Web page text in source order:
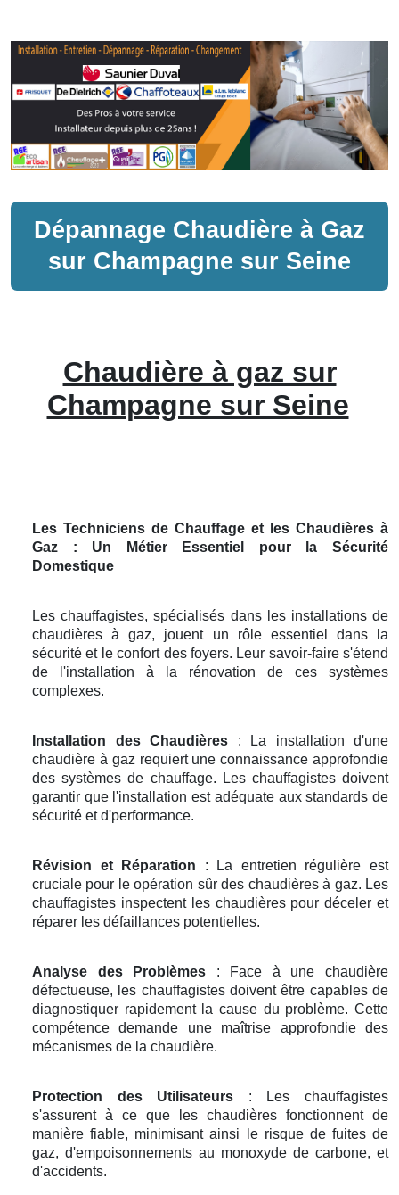
Dépannage Chaudière à Gaz
sur Champagne sur Seine
Chaudière à gaz sur
Champagne sur Seine
Les Techniciens de Chauffage et les Chaudières à
Gaz : Un Métier Essentiel pour la Sécurité
Domestique
Les chauffagistes, spécialisés dans les installations de
chaudières à gaz, jouent un rôle essentiel dans la
sécurité et le confort des foyers. Leur savoir-faire s'étend
de l'installation à la rénovation de ces systèmes
complexes.
Installation des Chaudières : La installation d'une
chaudière à gaz requiert une connaissance approfondie
des systèmes de chauffage. Les chauffagistes doivent
garantir que l'installation est adéquate aux standards de
sécurité et d'performance.
Révision et Réparation : La entretien régulière est
cruciale pour le opération sûr des chaudières à gaz. Les
chauffagistes inspectent les chaudières pour déceler et
réparer les défaillances potentielles.
Analyse des Problèmes : Face à une chaudière
défectueuse, les chauffagistes doivent être capables de
diagnostiquer rapidement la cause du problème. Cette
compétence demande une maîtrise approfondie des
mécanismes de la chaudière.
Protection des Utilisateurs : Les chauffagistes
s'assurent à ce que les chaudières fonctionnent de
manière fiable, minimisant ainsi le risque de fuites de
gaz, d'empoisonnements au monoxyde de carbone, et
d'accidents.